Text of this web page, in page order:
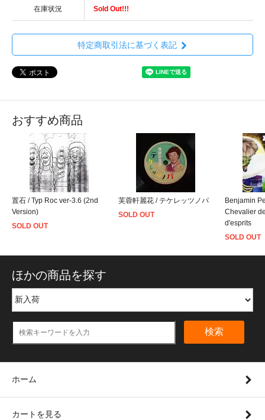
在庫状況 Sold Out!!!
特定商取引法に基づく表記
おすすめ商品
置石 / Typ Roc ver-3.6 (2nd
Version)
SOLD OUT
芙蓉軒麗花 / テケレッツノパ
SOLD OUT
Benjamin
Chevalier
d'esprits
SOLD OUT
ほかの商品を探す
検索
ホーム
カートを見る